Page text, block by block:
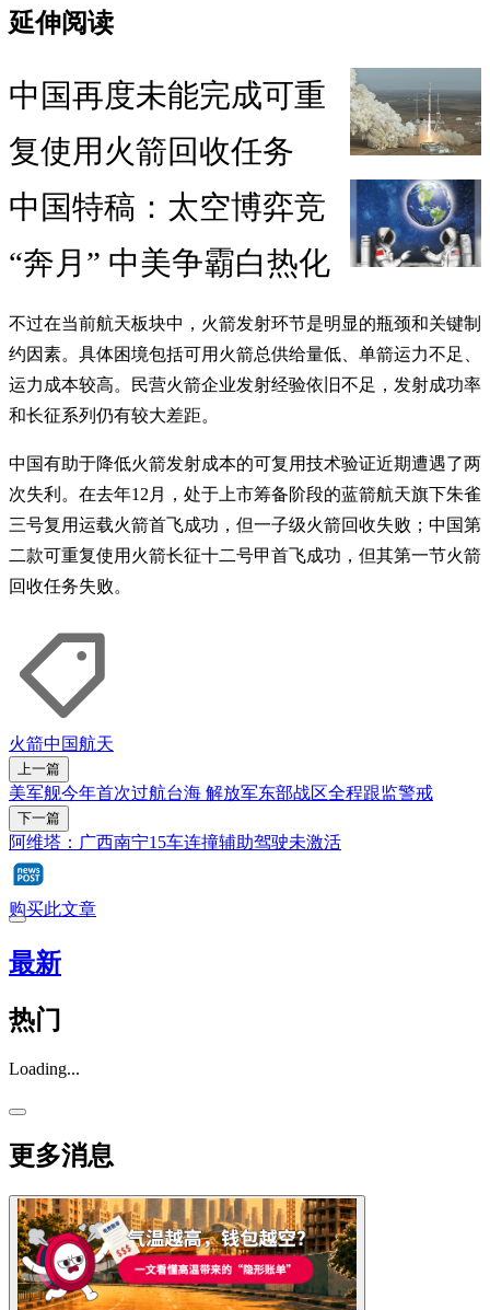
延伸阅读
中国再度未能完成可重
复使用火箭回收任务
中国特稿：太空博弈竞
“奔月” 中美争霸白热化
不过在当前航天板块中，火箭发射环节是明显的瓶颈和关键制
约因素。具体困境包括可用火箭总供给量低、单箭运力不足、
运力成本较高。民营火箭企业发射经验依旧不足，发射成功率
和长征系列仍有较大差距。
中国有助于降低火箭发射成本的可复用技术验证近期遭遇了两
次失利。在去年12月，处于上市筹备阶段的蓝箭航天旗下朱雀
三号复用运载火箭首飞成功，但一子级火箭回收失败；中国第
二款可重复使用火箭长征十二号甲首飞成功，但其第一节火箭
回收任务失败。
火箭中国航天
上一篇
美军舰今年首次过航台海 解放军东部战区全程跟监警戒
下一篇
阿维塔：广西南宁15车连撞辅助驾驶未激活
购买此文章
最新
热门
Loading...
更多消息